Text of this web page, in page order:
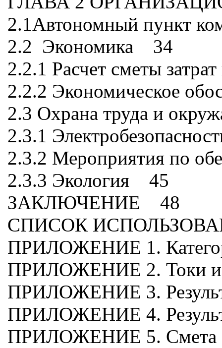
2.1Автономный пункт
2.2 Экономика 34
2.2.1 Расчет сметы
2.2.2 Экономическое
2.3 Охрана труда и
2.3.1
2.3.2 Мероприятия по
2.3.3 Экология 45
ЗАКЛЮЧЕНИЕ 48
СПИСОК
ПРИЛОЖЕНИЕ 1.
ПРИЛОЖЕНИЕ 2. Токи и
ПРИЛОЖЕНИЕ 3.
ПРИЛОЖЕНИЕ 4.
ПРИЛОЖЕНИЕ 5. Смета